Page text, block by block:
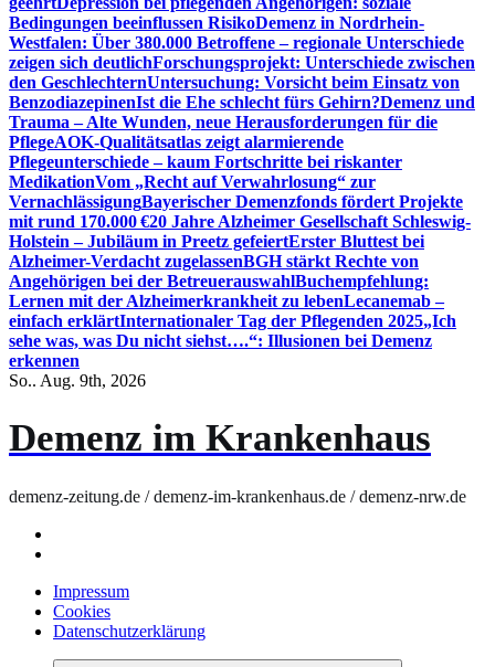
Bedingungen beeinflussen RisikoDemenz in Nordrhein-
Westfalen: Über 380.000 Betroffene – regionale Unterschiede
zeigen sich deutlichForschungsprojekt: Unterschiede zwischen
den GeschlechternUntersuchung: Vorsicht beim Einsatz von
BenzodiazepinenIst die Ehe schlecht fürs Gehirn?Demenz und
Trauma – Alte Wunden, neue Herausforderungen für die
PflegeAOK-Qualitätsatlas zeigt alarmierende
Pflegeunterschiede – kaum Fortschritte bei riskanter
MedikationVom „Recht auf Verwahrlosung“ zur
VernachlässigungBayerischer Demenzfonds fördert Projekte
mit rund 170.000 €20 Jahre Alzheimer Gesellschaft Schleswig-
Holstein – Jubiläum in Preetz gefeiertErster Bluttest bei
Alzheimer-Verdacht zugelassenBGH stärkt Rechte von
Angehörigen bei der BetreuerauswahlBuchempfehlung:
Lernen mit der Alzheimerkrankheit zu lebenLecanemab –
einfach erklärtInternationaler Tag der Pflegenden 2025„Ich
sehe was, was Du nicht siehst….“: Illusionen bei Demenz
erkennen
So.. Aug. 9th, 2026
Demenz im Krankenhaus
demenz-zeitung.de / demenz-im-krankenhaus.de / demenz-nrw.de
Impressum
Cookies
Datenschutzerklärung